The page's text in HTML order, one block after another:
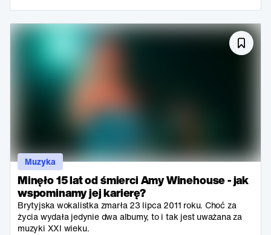
Minęło 15 lat od śmierci Amy Winehouse - jak
wspominamy jej karierę?
Brytyjska wokalistka zmarła 23 lipca 2011 roku. Choć za
życia wydała jedynie dwa albumy, to i tak jest uważana za
muzyki XXI wieku.
Muzyka